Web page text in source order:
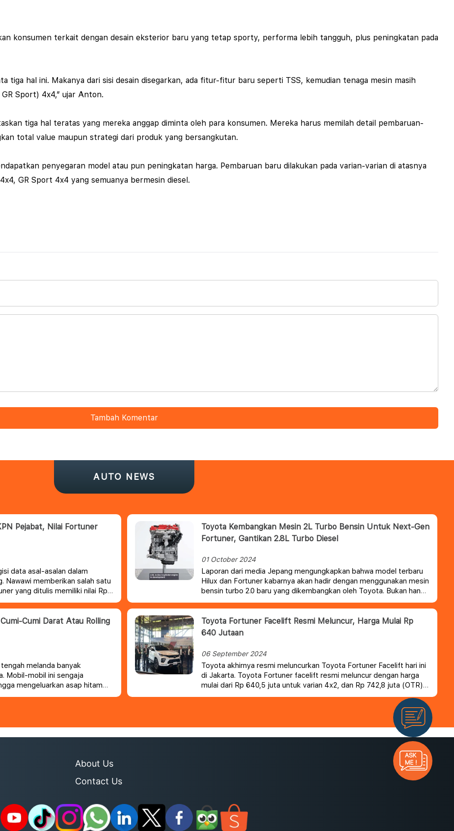
konsumen terkait dengan desain eksterior baru yang tetap sporty, performa lebih tangguh, plus peningkatan pada
tiga hal ini. Makanya dari sisi desain disegarkan, ada fitur-fitur baru seperti TSS, kemudian tenaga mesin masih
Sport) 4x4,” ujar Anton.
tiga hal teratas yang mereka anggap diminta oleh para konsumen. Mereka harus memilah detail pembaruan-
total value maupun strategi dari produk yang bersangkutan.
penyegaran model atau pun peningkatan harga. Pembaruan baru dilakukan pada varian-varian di atasnya
GR Sport 4x4 yang semuanya bermesin diesel.
Tambah Komentar
AUTO NEWS
Pejabat, Nilai Fortuner
data asal-asalan dalam
Nawawi memberikan salah satu
yang ditulis memiliki nilai Rp6
harga hingga ratusan juta
memiliki harga tinggi.
Toyota Kembangkan Mesin 2L Turbo Bensin Untuk Next-Gen
Fortuner, Gantikan 2.8L Turbo Diesel
01 October 2024
Laporan dari media Jepang mengungkapkan bahwa model terbaru
Hilux dan Fortuner kabarnya akan hadir dengan menggunakan mesin
bensin turbo 2.0 baru yang dikembangkan oleh Toyota. Bukan hanya
mobil tipe ladder yang dapat mesin baru, tetapi mobil sport Toyota
generasi baru seperti MR2 dan Celica juga akan mendapat mesin
baru.
Cumi Darat Atau Rolling
melanda banyak
Mobil-mobil ini sengaja
mengeluarkan asap hitam
cumi-cumi di laut.
Toyota Fortuner Facelift Resmi Meluncur, Harga Mulai Rp
640 Jutaan
06 September 2024
Toyota akhirnya resmi meluncurkan Toyota Fortuner Facelift hari ini
di Jakarta. Toyota Fortuner facelift resmi meluncur dengan harga
mulai dari Rp 640,5 juta untuk varian 4x2, dan Rp 742,8 juta (OTR)
Jakarta untuk varian 4x4.
About Us
Contact Us